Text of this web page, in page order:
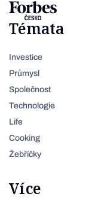
Témata
Investice
Průmysl
Společnost
Technologie
Life
Cooking
Žebříčky
Více